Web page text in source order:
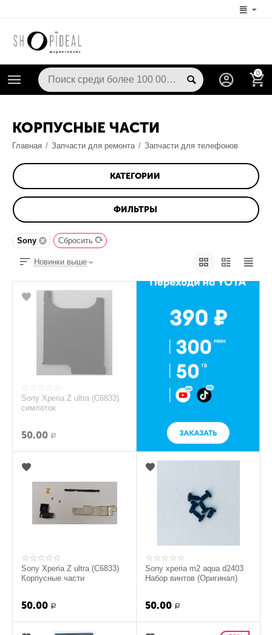
0
КОРПУСНЫЕ ЧАСТИ
Главная / Запчасти для ремонта / Запчасти для телефонов
КАТЕГОРИИ
ФИЛЬТРЫ
Sony Сбросить
Новинки выше
Sony Xperia Z ultra (C6833)
симлоток
50.00 Р
Sony Xperia Z ultra (C6833)
Корпусные части
50.00 Р
Sony xperia m2 aqua d2403
Набор винтов (Оригинал)
50.00 Р